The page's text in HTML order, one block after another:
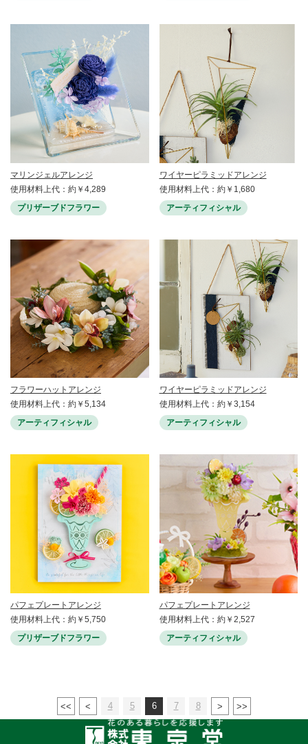
マリンジェルアレンジ
使用材料上代：約￥4,289
プリザーブドフラワー
ワイヤーピラミッドアレンジ
使用材料上代：約￥1,680
アーティフィシャル
フラワーハットアレンジ
使用材料上代：約￥5,134
アーティフィシャル
ワイヤーピラミッドアレンジ
使用材料上代：約￥3,154
アーティフィシャル
パフェプレートアレンジ
使用材料上代：約￥5,750
プリザーブドフラワー
パフェプレートアレンジ
使用材料上代：約￥2,527
アーティフィシャル
4 5 6 7 8